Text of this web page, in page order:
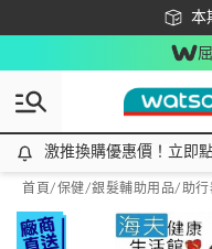
本
下
激推換購優惠價！立即點我
激推換購優惠價！立即
首頁/保健/銀髮輔助用品/助行